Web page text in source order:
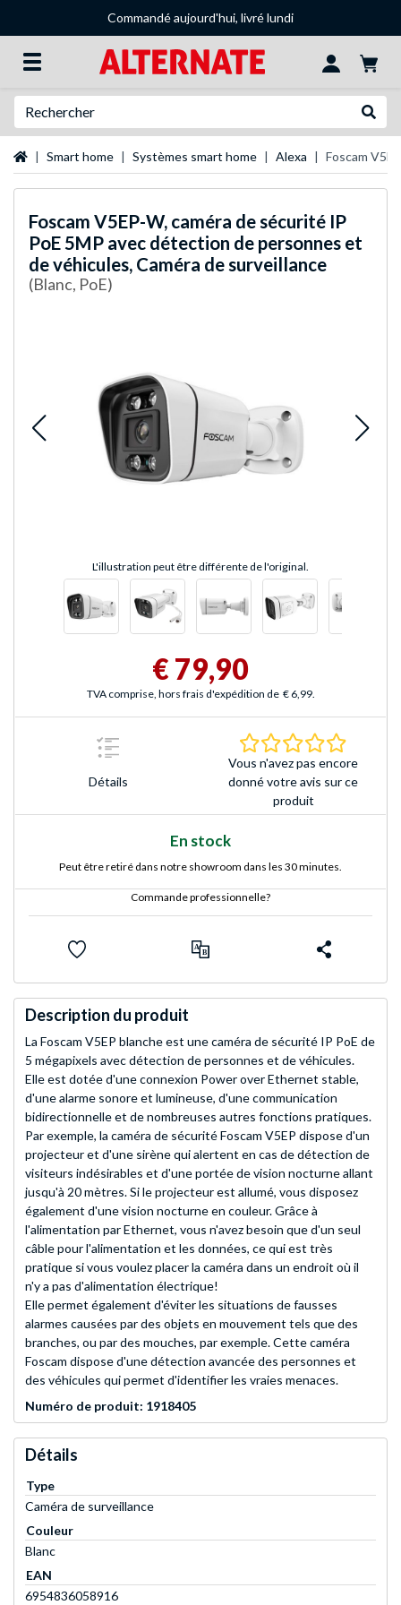
Commandé aujourd'hui, livré lundi
Page d'accueil
Smart home Systèmes smart home Alexa Foscam
Foscam V5EP-W, caméra de sécurité IP
PoE 5MP avec détection de personnes et
de véhicules, Caméra de surveillance
(Blanc, PoE)
L'illustration peut être différente de l'original.
€ 79,90
TVA comprise, hors frais d'expédition de € 6,99.
Détails
Vous n'avez pas encore
donné votre avis sur ce
produit
En stock
Peut être retiré dans notre showroom dans les 30 minutes.
Commande professionnelle?
Description du produit
La Foscam V5EP blanche est une caméra de sécurité IP PoE de
5 mégapixels avec détection de personnes et de véhicules.
Elle est dotée d'une connexion Power over Ethernet stable,
d'une alarme sonore et lumineuse, d'une communication
bidirectionnelle et de nombreuses autres fonctions pratiques.
Par exemple, la caméra de sécurité Foscam V5EP dispose d'un
projecteur et d'une sirène qui alertent en cas de détection de
visiteurs indésirables et d'une portée de vision nocturne allant
jusqu'à 20 mètres. Si le projecteur est allumé, vous disposez
également d'une vision nocturne en couleur. Grâce à
l'alimentation par Ethernet, vous n'avez besoin que d'un seul
câble pour l'alimentation et les données, ce qui est très
pratique si vous voulez placer la caméra dans un endroit où il
n'y a pas d'alimentation électrique!
Elle permet également d'éviter les situations de fausses
alarmes causées par des objets en mouvement tels que des
branches, ou par des mouches, par exemple. Cette caméra
Foscam dispose d'une détection avancée des personnes et
des véhicules qui permet d'identifier les vraies menaces.
Numéro de produit: 1918405
Détails
Type
Caméra de surveillance
Couleur
Blanc
EAN
6954836058916